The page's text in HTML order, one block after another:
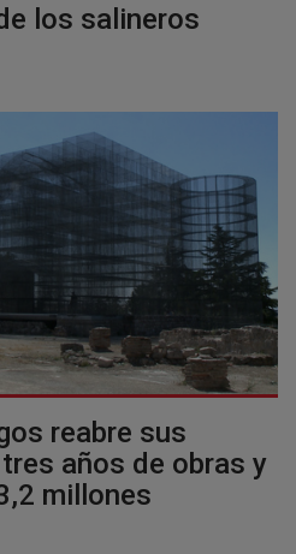
los salineros
reabre sus
años de obras y
millones